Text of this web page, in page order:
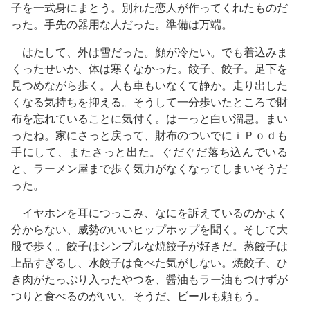
子を一式身にまとう。別れた恋人が作ってくれたものだ
った。手先の器用な人だった。準備は万端。
はたして、外は雪だった。顔が冷たい。でも着込みま
くったせいか、体は寒くなかった。餃子、餃子。足下を
見つめながら歩く。人も車もいなくて静か。走り出した
くなる気持ちを抑える。そうして一分歩いたところで財
布を忘れていることに気付く。はーっと白い溜息。まい
ったね。家にさっと戻って、財布のついでにｉＰｏｄも
手にして、またさっと出た。ぐだぐだ落ち込んでいる
と、ラーメン屋まで歩く気力がなくなってしまいそうだ
った。
イヤホンを耳につっこみ、なにを訴えているのかよく
分からない、威勢のいいヒップホップを聞く。そして大
股で歩く。餃子はシンプルな焼餃子が好きだ。蒸餃子は
上品すぎるし、水餃子は食べた気がしない。焼餃子、ひ
き肉がたっぷり入ったやつを、醤油もラー油もつけずが
つりと食べるのがいい。そうだ、ビールも頼もう。